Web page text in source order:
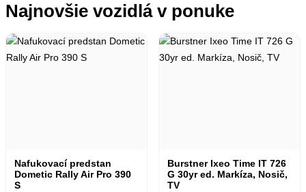
Najnovšie vozidlá v ponuke
Nafukovací predstan
Dometic Rally Air Pro 390
S
Burstner Ixeo Time IT 726
G 30yr ed. Markíza, Nosič,
TV